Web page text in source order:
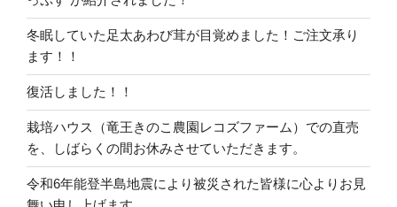
冬眠していた足太あわび茸が目覚めました！ご注文承り
ます！！
復活しました！！
栽培ハウス（竜王きのこ農園レコズファーム）での直売
を、しばらくの間お休みさせていただきます。
令和6年能登半島地震により被災された皆様に心よりお見